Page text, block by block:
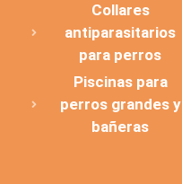
Collares
antiparasitarios
para perros
Piscinas para
perros grandes y
bañeras